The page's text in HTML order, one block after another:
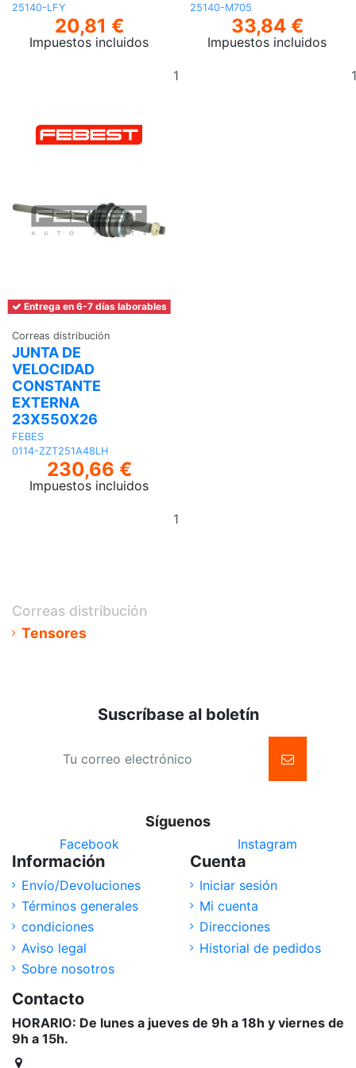
25140-LFY
20,81 €
Impuestos incluidos
25140-M705
33,84 €
Impuestos incluidos
Entrega en 6-7 días laborables
Correas distribución
JUNTA DE
VELOCIDAD
CONSTANTE
EXTERNA
23X550X26
FEBES
0114-ZZT251A48LH
230,66 €
Impuestos incluidos
Correas distribución
Tensores
Suscríbase al boletín
Síguenos
Facebook Instagram
Información
Envío/Devoluciones
Términos generales
condiciones
Aviso legal
Sobre nosotros
Cuenta
Iniciar sesión
Mi cuenta
Direcciones
Historial de pedidos
Contacto
HORARIO: De lunes a jueves de 9h a 18h y viernes de
9h a 15h.